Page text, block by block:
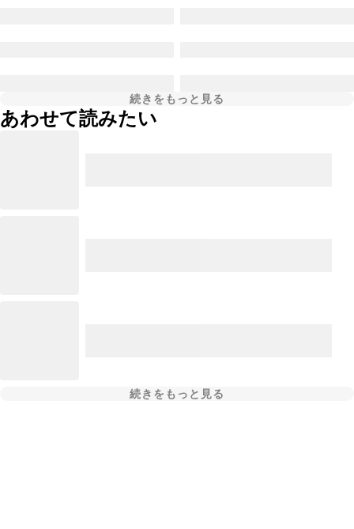
続きをもっと見る
あわせて読みたい
続きをもっと見る